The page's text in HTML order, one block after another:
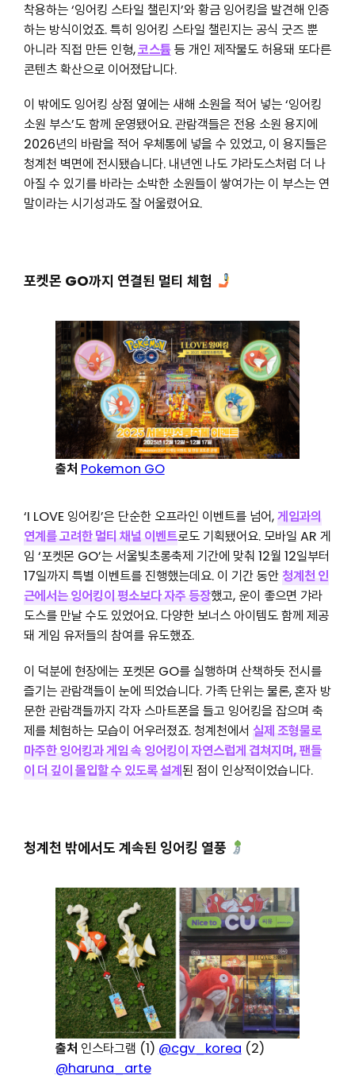
착용하는 ‘잉어킹 스타일 챌린지’와 황금 잉어킹을 발견해 인증
하는 방식이었죠. 특히 잉어킹 스타일 챌린지는 공식 굿즈 뿐
아니라 직접 만든 인형,코스튬등 개인 제작물도 허용돼 또다른
콘텐츠 확산으로 이어졌답니다.
이 밖에도 잉어킹 상점 옆에는 새해 소원을 적어 넣는 ‘잉어킹
소원 부스’도 함께 운영됐어요. 관람객들은 전용 소원 용지에
2026년의 바람을 적어 우체통에 넣을 수 있었고, 이 용지들은
청계천 벽면에 전시됐습니다. 내년엔 나도 갸라도스처럼 더 나
아질 수 있기를 바라는 소박한 소원들이 쌓여가는 이 부스는 연
말이라는 시기성과도 잘 어울렸어요.
포켓몬 GO까지 연결된 멀티 체험
출처 Pokemon GO
‘I LOVE 잉어킹’은 단순한 오프라인 이벤트를 넘어,게임과의
연계를 고려한 멀티 채널 이벤트로도 기획됐어요. 모바일 AR 게
임 ‘포켓몬 GO’는 서울빛초롱축제 기간에 맞춰 12월 12일부터
17일까지 특별 이벤트를 진행했는데요. 이 기간 동안청계천 인
근에서는 잉어킹이 평소보다 자주 등장했고, 운이 좋으면 갸라
도스를 만날 수도 있었어요. 다양한 보너스 아이템도 함께 제공
돼 게임 유저들의 참여를 유도했죠.
이 덕분에 현장에는 포켓몬 GO를 실행하며 산책하듯 전시를
즐기는 관람객들이 눈에 띄었습니다. 가족 단위는 물론, 혼자 방
문한 관람객들까지 각자 스마트폰을 들고 잉어킹을 잡으며 축
제를 체험하는 모습이 어우러졌죠. 청계천에서 실제 조형물로
마주한 잉어킹과 게임 속 잉어킹이 자연스럽게 겹쳐지며, 팬들
이 더 깊이 몰입할 수 있도록 설계된 점이 인상적이었습니다.
청계천 밖에서도 계속된 잉어킹 열풍
출처 인스타그램 (1) @cgv_korea (2)
@haruna_arte